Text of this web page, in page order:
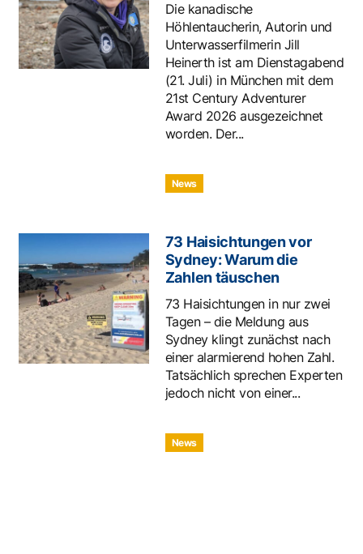
Die kanadische
Höhlentaucherin, Autorin und
Unterwasserfilmerin Jill
Heinerth ist am Dienstagabend
(21. Juli) in München mit dem
21st Century Adventurer
Award 2026 ausgezeichnet
worden. Der...
News
73 Haisichtungen vor
Sydney: Warum die
Zahlen täuschen
73 Haisichtungen in nur zwei
Tagen – die Meldung aus
Sydney klingt zunächst nach
einer alarmierend hohen Zahl.
Tatsächlich sprechen Experten
jedoch nicht von einer...
News